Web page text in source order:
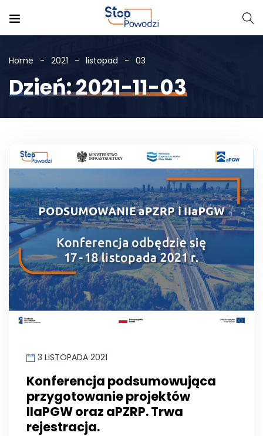
Home 2021 listopad 03
Dzień: 2021-11-03
3 LISTOPADA 2021
Konferencja podsumowująca
przygotowanie projektów
IIaPGW oraz aPZRP. Trwa
rejestracja.